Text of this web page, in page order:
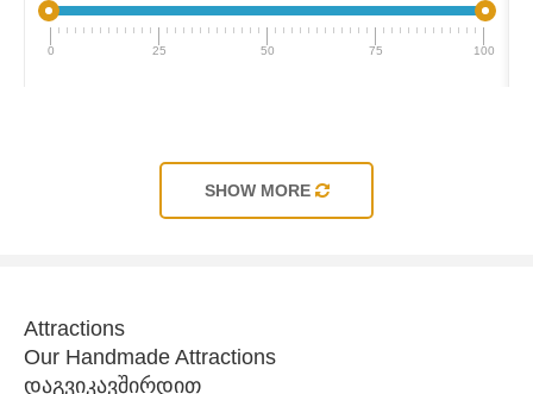
0 25 50 75 100
SHOW MORE
Attractions
Our Handmade Attractions
დაგვიკავშირდით